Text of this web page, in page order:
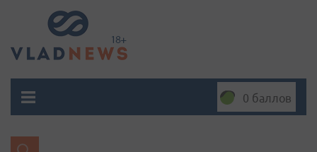
0 баллов